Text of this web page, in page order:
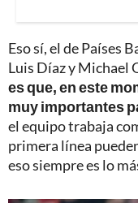
Eso sí, el de Países
Luis Díaz y Michael
es que, en este
muy importantes
el equipo trabaja
primera línea
eso siempre es lo